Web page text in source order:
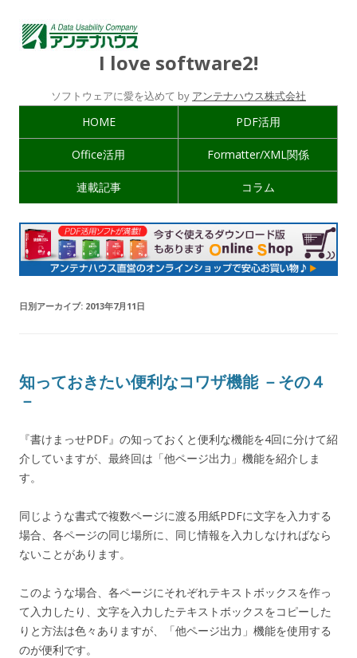
I love software2!
ソフトウェアに愛を込めて by アンテナハウス株式会社
HOME PDF活用
Office活用 Formatter/XML関係
連載記事 コラム
日別アーカイブ: 2013年7月11日
知っておきたい便利なコワザ機能 －その４
－
『書けまっせPDF』の知っておくと便利な機能を4回に分けて紹
介していますが、最終回は「他ページ出力」機能を紹介しま
す。
同じような書式で複数ページに渡る用紙PDFに文字を入力する
場合、各ページの同じ場所に、同じ情報を入力しなければなら
ないことがあります。
このような場合、各ページにそれぞれテキストボックスを作っ
て入力したり、文字を入力したテキストボックスをコピーした
りと方法は色々ありますが、「他ページ出力」機能を使用する
のが便利です。